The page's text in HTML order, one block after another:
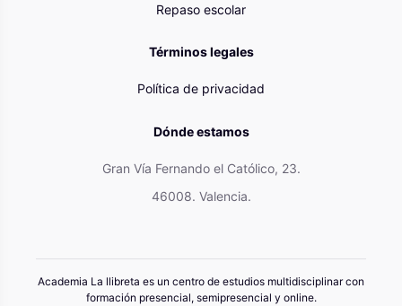
Repaso escolar
Términos legales
Política de privacidad
Dónde estamos
Gran Vía Fernando el Católico, 23.
46008. Valencia.
Academia La llibreta es un centro de estudios multidisciplinar con
formación presencial, semipresencial y online.